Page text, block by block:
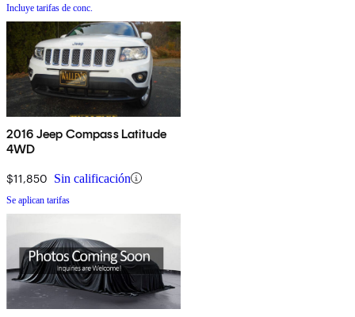
Incluye tarifas de conc.
2016 Jeep Compass Latitude
4WD
$11,850 Sin calificación
Se aplican tarifas